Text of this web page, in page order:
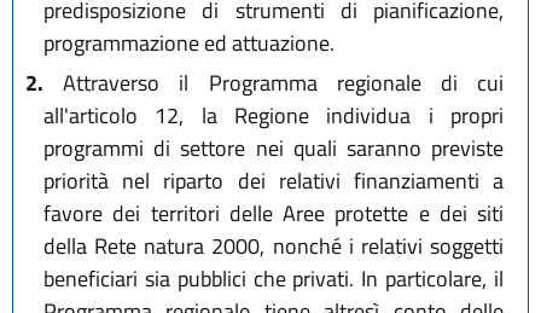
predisposizione di strumenti di pianificazione,
programmazione ed attuazione.
2. Attraverso il Programma regionale di cui
all'articolo 12, la Regione individua i propri
programmi di settore nei quali saranno previste
priorità nel riparto dei relativi finanziamenti a
favore dei territori delle Aree protette e dei siti
della Rete natura 2000, nonché i relativi soggetti
beneficiari sia pubblici che privati. In particolare, il